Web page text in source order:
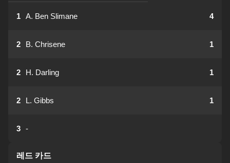
1 A. Ben Slimane 4
2 B. Chrisene 1
2 H. Darling 1
2 L. Gibbs 1
3 -
레드 카드